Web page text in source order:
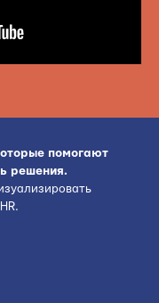
помогают
решения.